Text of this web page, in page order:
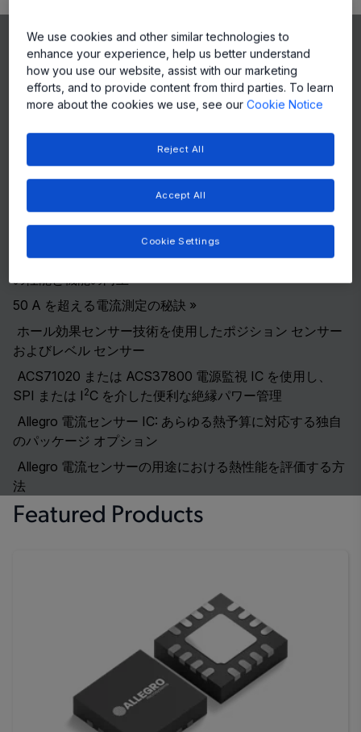
ホワイトペーパー＆パンフレ
ット
ACS37800 を使用した統合電源監視
アプリケーション ノート
Allegro の次世代高出力密度 CB パッケージ電流センサー
の性能と機能の向上»
50 A を超える電流測定の秘訣 »
ホール効果センサー技術を使用したポジション センサー
およびレベル センサー
ACS71020 または ACS37800 電源監視 IC を使用し、
SPI または I 2C を介した便利な絶縁パワー管理
Allegro 電流センサー IC: あらゆる熱予算に対応する独自
のパッケージ オプション
Allegro 電流センサーの用途における熱性能を評価する方
法
Featured Products
We use cookies and other similar technologies to
enhance your experience, help us better understand
how you use our website, assist with our marketing
efforts, and to provide content from third parties. To learn
more about the cookies we use, see ourCookie Notice
Reject All
Accept All
Cookie Settings